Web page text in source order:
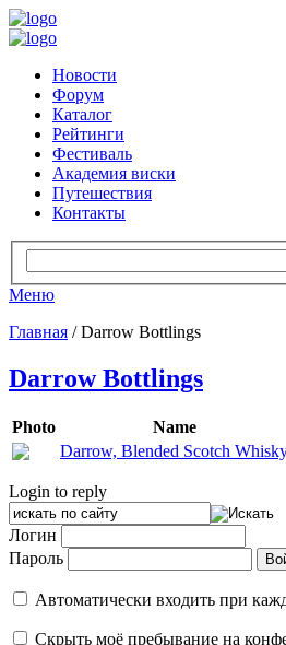
Новости
Форум
Каталог
Рейтинги
Фестиваль
Академия виски
Путешествия
Контакты
Меню
Главная / Darrow Bottlings
Darrow Bottlings
Photo Name
Darrow, Blended Scotch
Login to reply
Логин
Пароль
Автоматически входить при
Скрыть моё пребывание на